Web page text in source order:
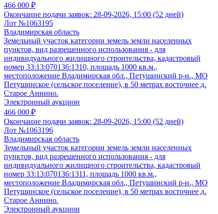
466 000 ₽
Окончание подачи заявок: 28-09-2026, 15:00 (52 дней)
Лот №1063195
Владимирская область
Земельный участок категории земель земли населенных
пунктов, вид разрешенного использования - для
индивидуального жилищного строительства, кадастровый
номер 33:13:070136:1310, площадь 1000 кв.м.,
местоположение Владимирская обл., Петушинский р-н., МО
Петушинское (сельское поселение), в 50 метрах восточнее д.
Старое Аннино.
Электронный аукцион
466 000 ₽
Окончание подачи заявок: 28-09-2026, 15:00 (52 дней)
Лот №1063196
Владимирская область
Земельный участок категории земель земли населенных
пунктов, вид разрешенного использования - для
индивидуального жилищного строительства, кадастровый
номер 33:13:070136:1311, площадь 1000 кв.м.,
местоположение Владимирская обл., Петушинский р-н., МО
Петушинское (сельское поселение), в 50 метрах восточнее д.
Старое Аннино.
Электронный аукцион